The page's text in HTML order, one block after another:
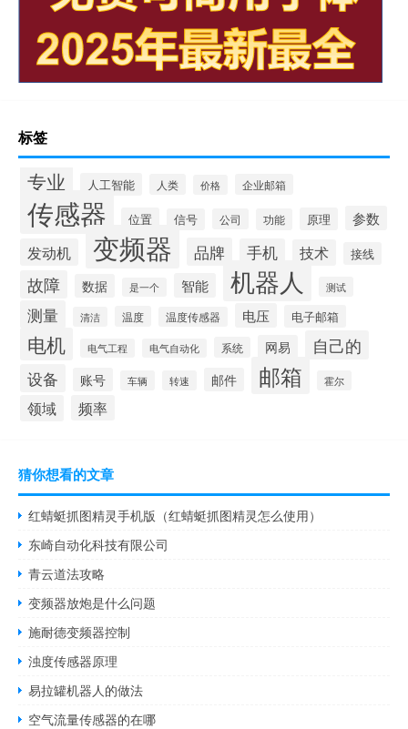
标签
专业 人工智能 人类 价格 企业邮箱
传感器 位置 信号 公司 功能 原理 参数
发动机 变频器 品牌 手机 技术 接线
故障 数据 是一个 智能 机器人 测试
测量 清洁 温度 温度传感器 电压 电子邮箱
电机 电气工程 电气自动化 系统 网易 自己的
设备 账号 车辆 转速 邮件 邮箱 霍尔
领域 频率
猜你想看的文章
红蜻蜓抓图精灵手机版（红蜻蜓抓图精灵怎么使用）
东崎自动化科技有限公司
青云道法攻略
变频器放炮是什么问题
施耐德变频器控制
浊度传感器原理
易拉罐机器人的做法
空气流量传感器的在哪